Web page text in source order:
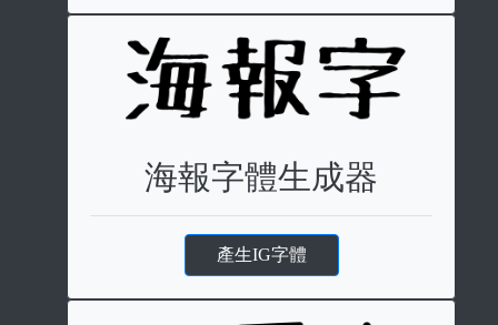
海報字體生成器
產生IG字體